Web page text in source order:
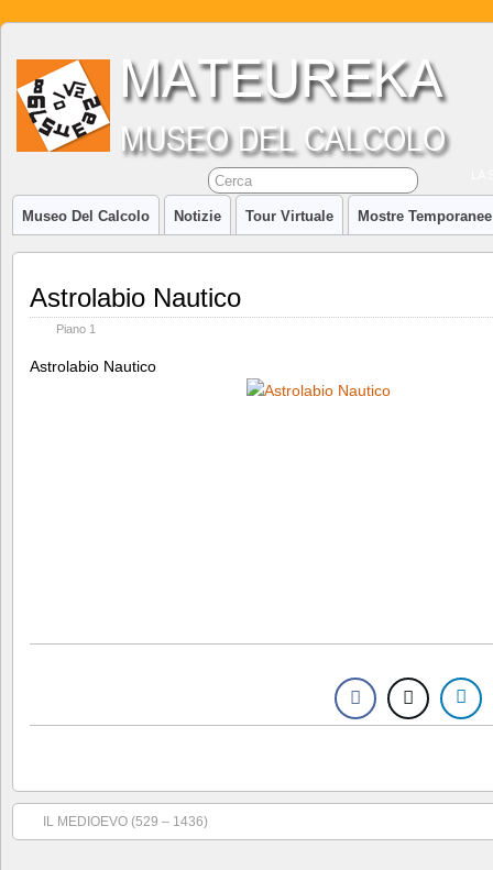
Museo Del Calcolo Notizie Tour Virtuale Mostre Temporanee
Astrolabio Nautico
Piano 1
Astrolabio Nautico
IL MEDIOEVO (529 – 1436)